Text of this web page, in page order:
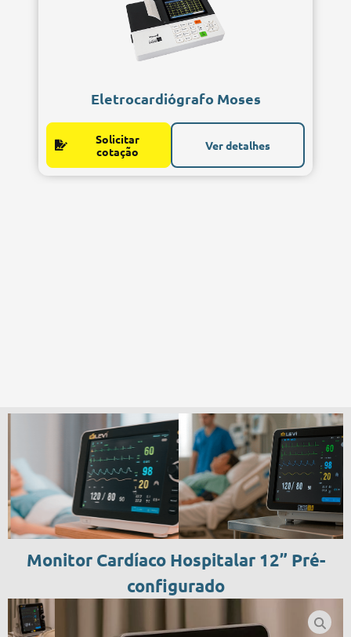
Eletrocardiógrafo Moses
Solicitar
cotação
Ver detalhes
Monitor Cardíaco Hospitalar 12” Pré-
configurado